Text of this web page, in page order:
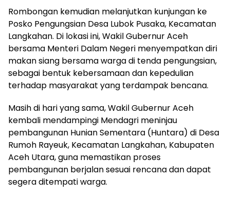
Rombongan kemudian melanjutkan kunjungan ke
Posko Pengungsian Desa Lubok Pusaka, Kecamatan
Langkahan. Di lokasi ini, Wakil Gubernur Aceh
bersama Menteri Dalam Negeri menyempatkan diri
makan siang bersama warga di tenda pengungsian,
sebagai bentuk kebersamaan dan kepedulian
terhadap masyarakat yang terdampak bencana.
Masih di hari yang sama, Wakil Gubernur Aceh
kembali mendampingi Mendagri meninjau
pembangunan Hunian Sementara (Huntara) di Desa
Rumoh Rayeuk, Kecamatan Langkahan, Kabupaten
Aceh Utara, guna memastikan proses
pembangunan berjalan sesuai rencana dan dapat
segera ditempati warga.